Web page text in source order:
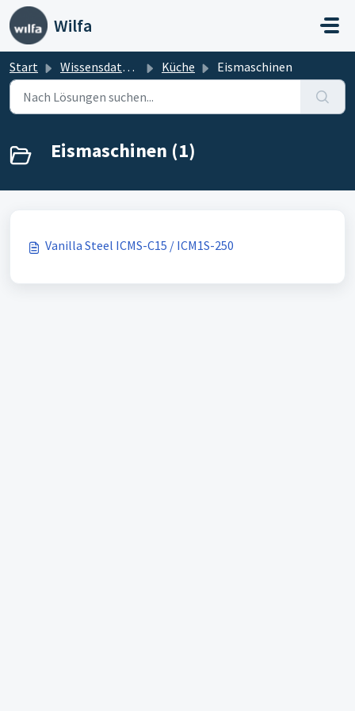
Zum hauptsächlichen Inhalt gehen
Wilfa
Start Wissensdatenbank Küche Eismaschinen
Eismaschinen (1)
Vanilla Steel ICMS-C15 / ICM1S-250